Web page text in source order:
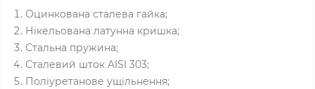
Оцинкована сталева гайка;
Нікельована латунна кришка;
Стальна пружина;
Сталевий шток AISI 303;
Поліуретанове ущільнення;